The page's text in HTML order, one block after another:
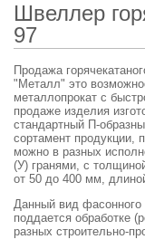
Швеллер
97
Продажа
"Металл" это
металлопрокат с
продаже изделия
стандартный П-
сортамент продукции,
можно в разных
(У) гранями, с
от 50 до 400 мм,
Данный вид фасонного
поддается обработке
разных строительно-